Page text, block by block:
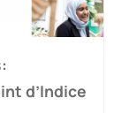
d’Indice